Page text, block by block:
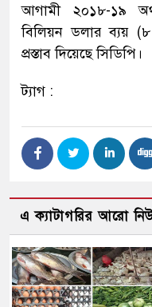
আগামী ২০১৮-১৯
বিলিয়ন ডলার ব্যয়
প্রস্তাব দিয়েছে সিডিপি।
ট্যাগ :
এ ক্যাটাগরির আরো